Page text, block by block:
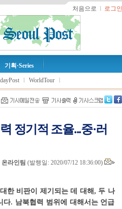
처음으로 l 로그인
기획·Series
l WorldTour l
정기적 조율...중·러
온라인팀 (발행일: 2020/07/12 18:36:00)
한 비판이 제기되는 데 대해, 두 나
다. 남북협력 범위에 대해서는 언급